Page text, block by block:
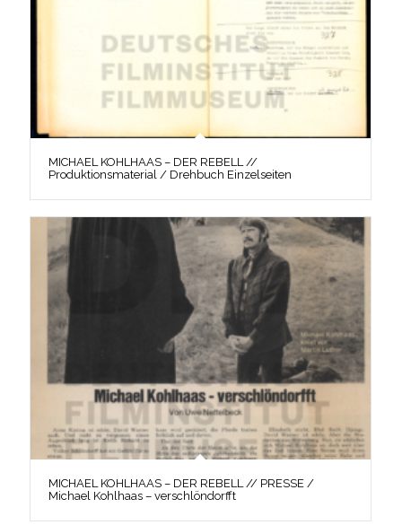
MICHAEL KOHLHAAS – DER REBELL //
Produktionsmaterial / Drehbuch Einzelseiten
MICHAEL KOHLHAAS – DER REBELL // PRESSE /
Michael Kohlhaas – verschlöndorfft